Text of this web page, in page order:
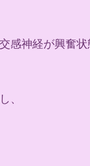
感神経が興奮状
、